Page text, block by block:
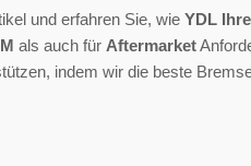
und erfahren Sie, wie YDL
als auch für Aftermarket
indem wir die beste